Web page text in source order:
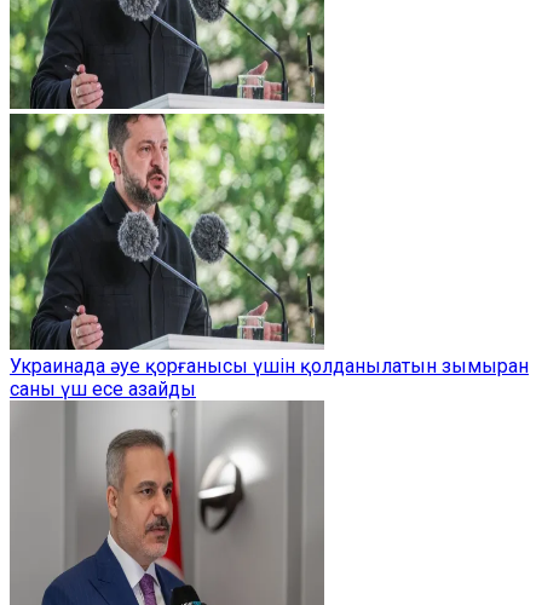
Украинада әуе қорғанысы үшін қолданылатын зымыран
саны үш есе азайды